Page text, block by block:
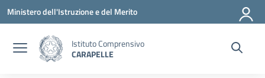
Vai ai contenuti
Vai al menu di navigazione
Vai al footer
Ministero dell'Istruzione e del Merito
Istituto Comprensivo
CARAPELLE